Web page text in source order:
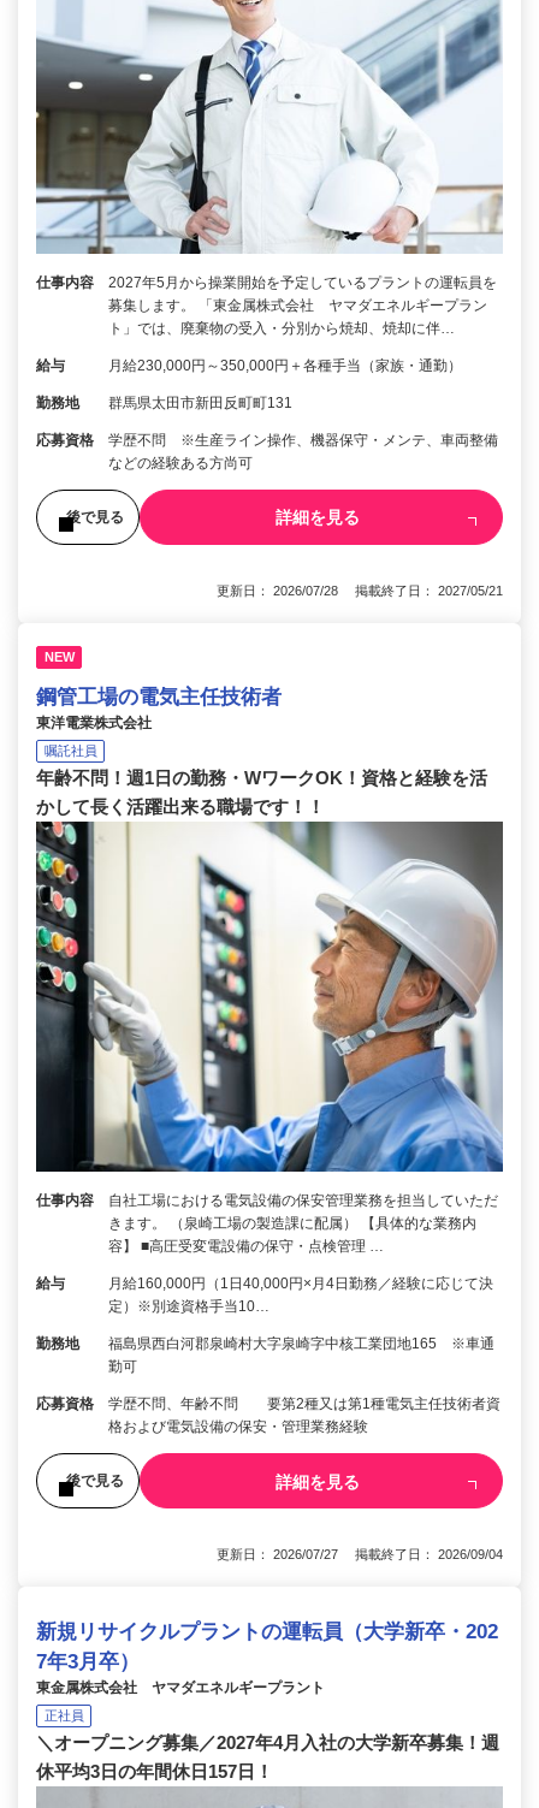
仕事内容
2027年5月から操業開始を予定しているプラントの運転員を
募集します。 「東金属株式会社 ヤマダエネルギープラン
ト」では、廃棄物の受入・分別から焼却、焼却に伴…
給与 月給230,000円～350,000円＋各種手当（家族・通勤）
勤務地 群馬県太田市新田反町町131
応募資格
学歴不問 ※生産ライン操作、機器保守・メンテ、車両整備
などの経験ある方尚可
後で見る 詳細を見る
更新日： 2026/07/28 掲載終了日： 2027/05/21
NEW
鋼管工場の電気主任技術者
東洋電業株式会社
嘱託社員
年齢不問！週1日の勤務・WワークOK！資格と経験を活
かして長く活躍出来る職場です！！
仕事内容
自社工場における電気設備の保安管理業務を担当していただ
きます。 （泉崎工場の製造課に配属） 【具体的な業務内
容】 ■高圧受変電設備の保守・点検管理 …
給与
月給160,000円（1日40,000円×月4日勤務／経験に応じて決
定）※別途資格手当10…
勤務地
福島県西白河郡泉崎村大字泉崎字中核工業団地165 ※車通
勤可
応募資格
学歴不問、年齢不問 要第2種又は第1種電気主任技術者資
格および電気設備の保安・管理業務経験
後で見る 詳細を見る
更新日： 2026/07/27 掲載終了日： 2026/09/04
新規リサイクルプラントの運転員（大学新卒・202
7年3月卒）
東金属株式会社 ヤマダエネルギープラント
正社員
＼オープニング募集／2027年4月入社の大学新卒募集！週
休平均3日の年間休日157日！